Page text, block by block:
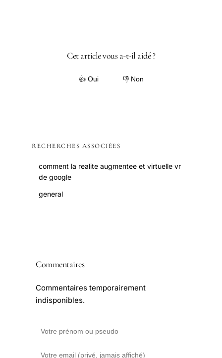
Cet article vous a-t-il aidé ?
👍 Oui 👎 Non
RECHERCHES ASSOCIÉES
comment la realite augmentee et virtuelle vr
de google
general
Commentaires
Commentaires temporairement
indisponibles.